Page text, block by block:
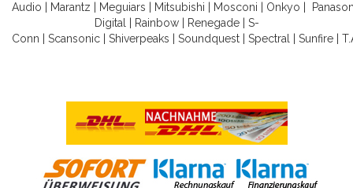
Audio
Marantz Meguiars Mitsubishi Mosconi Onkyo
Digital
Rainbow| Renegade| S-
Conn
Scansonic Shiverpeaks Soundquest Spectral Sunfire